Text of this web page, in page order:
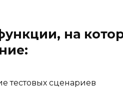
на
тестовых сценариев